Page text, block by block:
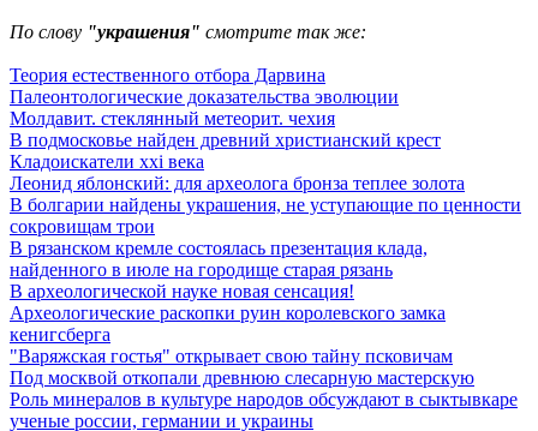
По слову "украшения" смотрите так же:
Теория естественного отбора Дарвина
Палеонтологические доказательства эволюции
Молдавит. стеклянный метеорит. чехия
В подмосковье найден древний христианский крест
Кладоискатели xxi века
Леонид яблонский: для археолога бронза теплее золота
В болгарии найдены украшения, не уступающие по ценности
сокровищам трои
В рязанском кремле состоялась презентация клада,
найденного в июле на городище старая рязань
В археологической науке новая сенсация!
Археологические раскопки руин королевского замка
кенигсберга
"Варяжская гостья" открывает свою тайну псковичам
Под москвой откопали древнюю слесарную мастерскую
Роль минералов в культуре народов обсуждают в сыктывкаре
ученые россии, германии и украины